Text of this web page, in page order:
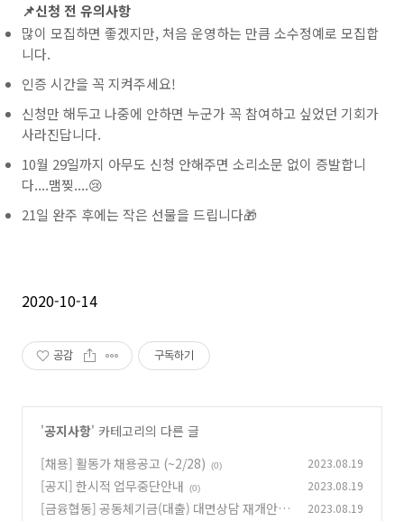
📌신청 전 유의사항
많이 모집하면 좋겠지만, 처음 운영하는 만큼 소수정예로 모집합
니다.
인증 시간을 꼭 지켜주세요!
신청만 해두고 나중에 안하면 누군가 꼭 참여하고 싶었던 기회가
사라진답니다.
10월 29일까지 아무도 신청 안해주면 소리소문 없이 증발합니
다....맴찢....😢
21일 완주 후에는 작은 선물을 드립니다🎁
2020-10-14
공감 구독하기
'공지사항' 카테고리의 다른 글
[채용] 활동가 채용공고 (~2/28)
(0) 2023.08.19
[공지] 한시적 업무중단안내 (0) 2023.08.19
[금융협동] 공동체기금(대출) 대면상담 재개안내 2023.08.19